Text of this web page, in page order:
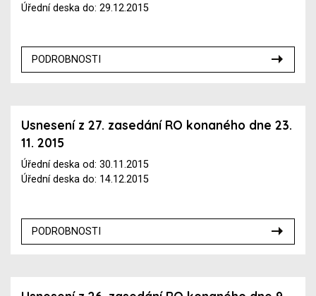
Úřední deska do: 29.12.2015
PODROBNOSTI
Usnesení z 27. zasedání RO konaného dne 23.
11. 2015
Úřední deska od: 30.11.2015
Úřední deska do: 14.12.2015
PODROBNOSTI